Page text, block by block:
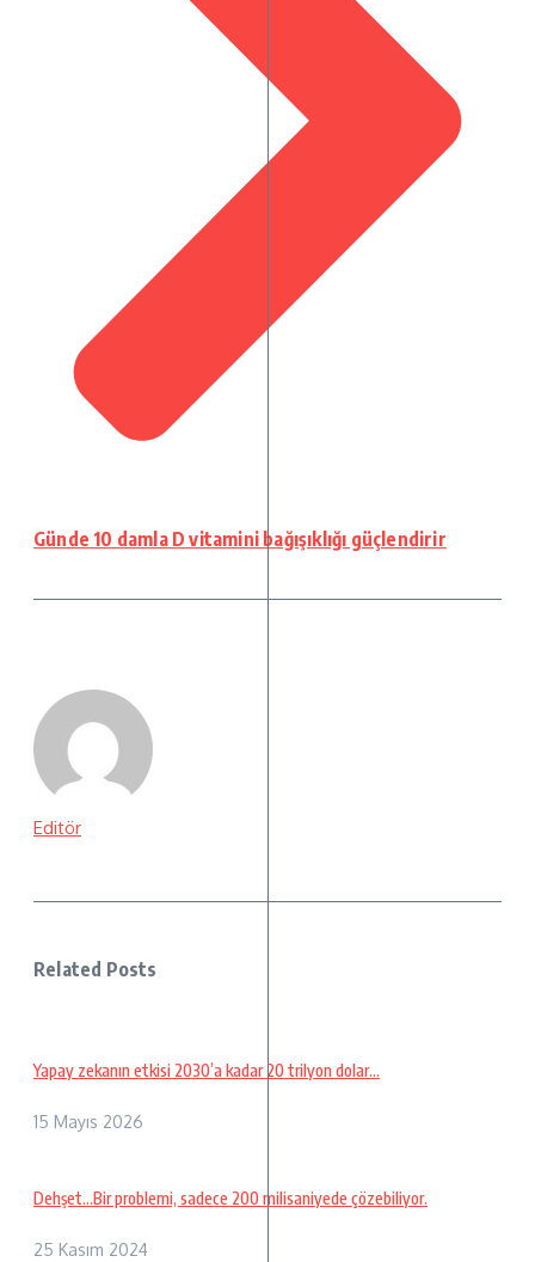
Günde 10 damla D vitamini bağışıklığı güçlendirir
Editör
Related Posts
Yapay zekanın etkisi 2030’a kadar 20 trilyon dolar…
15 Mayıs 2026
Dehşet…Bir problemi, sadece 200 milisaniyede çözebiliyor.
25 Kasım 2024